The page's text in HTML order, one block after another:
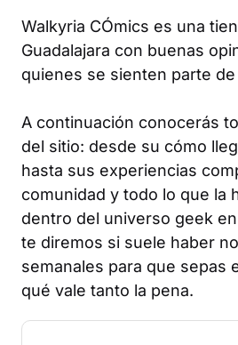
Walkyria CÓmics es una
Guadalajara con buenas
quienes se sienten parte de
A continuación conocerás
del sitio: desde su cómo
hasta sus experiencias
comunidad y todo lo que la
dentro del universo geek
te diremos si suele haber
semanales para que sepas
qué vale tanto la pena.